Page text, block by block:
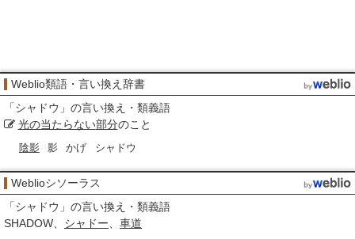
Weblio類語・言い換え辞書
「シャドウ 」の言い換え・類義語
光の当たらない部分のこと
陰影 影 かげ シャドウ
Weblioシソーラス
「シャドウ 」の言い換え・類義語
SHADOW
シャドー 車道